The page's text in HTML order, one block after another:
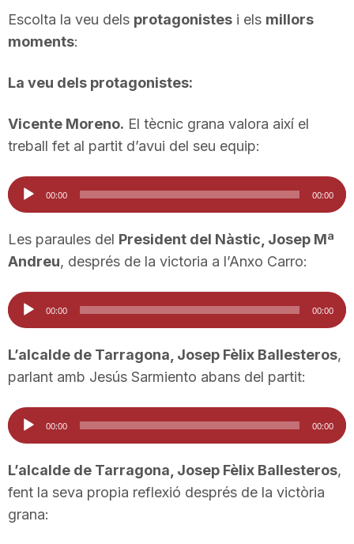
Escolta la veu dels protagonistes i els millors
moments:
La veu dels protagonistes:
Vicente Moreno. El tècnic grana valora així el
treball fet al partit d’avui del seu equip:
Reproductor
d'àudio
00:00 00:00
Les paraules del President del Nàstic, Josep Mª
Andreu, després de la victoria a l’Anxo Carro:
Reproductor
d'àudio
00:00 00:00
L’alcalde de Tarragona, Josep Fèlix Ballesteros,
parlant amb Jesús Sarmiento abans del partit:
Reproductor
d'àudio
00:00 00:00
L’alcalde de Tarragona, Josep Fèlix Ballesteros,
fent la seva propia reflexió després de la victòria
grana: